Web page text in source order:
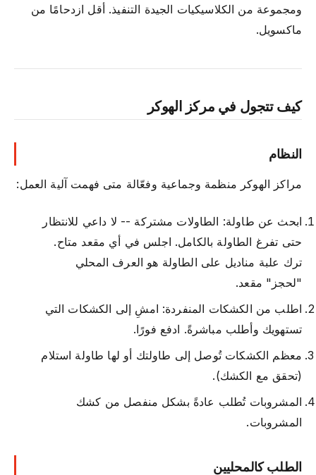
ومجموعة من الكلاسيكيات الجيدة التنفيذ. أقل ازدحامًا من
ماكسويل.
كيف تتجول في مركز الهوكر
النظام
مراكز الهوكر منظمة وجماعية وفعّالة متى فهمت آلية العمل:
ابحث عن طاولة: الطاولات مشتركة -- لا داعي للانتظار
حتى تفرغ الطاولة بالكامل. اجلس في أي مقعد متاح.
ترك علبة مناديل على الطاولة هو العرف المحلي
"لحجز" مقعد.
اطلب من الكشكات المنفردة: امشِ إلى الكشكات التي
تستهويك وأطلب مباشرةً. ادفع فورًا.
معظم الكشكات تُوصل إلى طاولتك أو لها طاولة استلام
(تحقق مع الكشك).
المشروبات تُطلب عادةً بشكل منفصل من كشك
المشروبات.
الطلب كالمحليين